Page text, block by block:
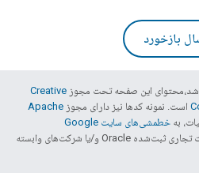
بازخورد
این صفحه تحت مجوز Creative
است. نمونه کدها نیز دارای مجوز Apache
به
خطمشی‌های سایت Google
مراجعه کنید. جاوا علامت تجاری ثبت‌شده Oracle و/یا شرکت‌های وابسته